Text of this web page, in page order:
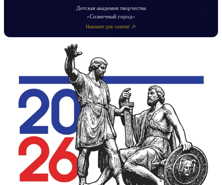
Детская академия творчества
«Солнечный город»
Нажмите для салюта! 🎉